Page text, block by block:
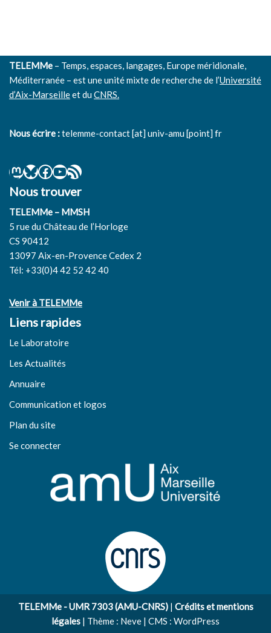
TELEMMe – Temps, espaces, langages, Europe méridionale,
Méditerranée – est une unité mixte de recherche de l’Université
d’Aix-Marseilleet duCNRS.
Nous écrire :telemme-contact [at] univ-amu [point] fr
Nous trouver
TELEMMe – MMSH
5 rue du Château de l’Horloge
CS 90412
13097 Aix-en-Provence Cedex 2
Tél: +33(0)4 42 52 42 40
Venir à TELEMMe
Liens rapides
Le Laboratoire
Les Actualités
Annuaire
Communication et logos
Plan du site
Se connecter
TELEMMe - UMR 7303 (AMU-CNRS)| Crédits et mentions
légales | Thème : Neve | CMS : WordPress